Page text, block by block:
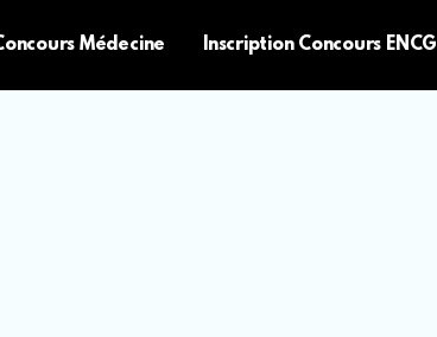
Médecine Inscription Concours ENCG